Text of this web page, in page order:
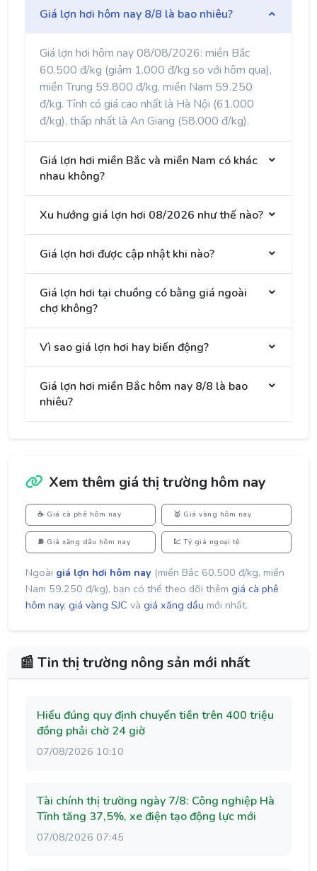
Giá lợn hơi hôm nay 8/8 là bao nhiêu?
Giá lợn hơi hôm nay 08/08/2026: miền Bắc
60.500 đ/kg (giảm 1.000 đ/kg so với hôm qua),
miền Trung 59.800 đ/kg, miền Nam 59.250
đ/kg. Tỉnh có giá cao nhất là Hà Nội (61.000
đ/kg), thấp nhất là An Giang (58.000 đ/kg).
Giá lợn hơi miền Bắc và miền Nam có khác
nhau không?
Xu hướng giá lợn hơi 08/2026 như thế nào?
Giá lợn hơi được cập nhật khi nào?
Giá lợn hơi tại chuồng có bằng giá ngoài
chợ không?
Vì sao giá lợn hơi hay biến động?
Giá lợn hơi miền Bắc hôm nay 8/8 là bao
nhiêu?
Xem thêm giá thị trường hôm nay
☕ Giá cà phê hôm nay 🥇 Giá vàng hôm nay
⛽ Giá xăng dầu hôm nay 💹 Tỷ giá ngoại tệ
Ngoài giá lợn hơi hôm nay (miền Bắc 60.500 đ/kg, miền
Nam 59.250 đ/kg), bạn có thể theo dõi thêm giá cà phê
hôm nay, giá vàng SJC và giá xăng dầu mới nhất.
📰 Tin thị trường nông sản mới nhất
Hiểu đúng quy định chuyển tiền trên 400 triệu
đồng phải chờ 24 giờ
07/08/2026 10:10
Tài chính thị trường ngày 7/8: Công nghiệp Hà
Tĩnh tăng 37,5%, xe điện tạo động lực mới
07/08/2026 07:45